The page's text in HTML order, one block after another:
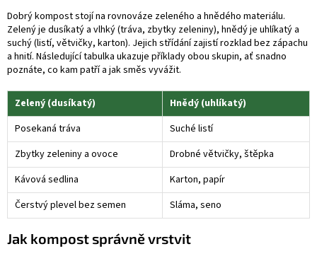
Dobrý kompost stojí na rovnováze zeleného a hnědého materiálu.
Zelený je dusíkatý a vlhký (tráva, zbytky zeleniny), hnědý je uhlíkatý a
suchý (listí, větvičky, karton). Jejich střídání zajistí rozklad bez zápachu
a hnití. Následující tabulka ukazuje příklady obou skupin, ať snadno
poznáte, co kam patří a jak směs vyvážit.
Zelený (dusíkatý)
Hnědý (uhlíkatý)
Posekaná tráva
Suché listí
Zbytky zeleniny a ovoce
Drobné větvičky, štěpka
Kávová sedlina
Karton, papír
Čerstvý plevel bez semen
Sláma, seno
Jak kompost správně vrstvit